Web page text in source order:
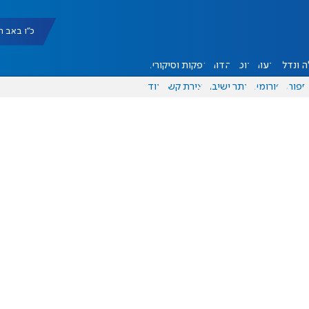
כ"ו באב
ונדל"ן דעות אוכל יהדות הפקות וסיקורים
ספורט פורומים אתר ישיבה יצירת קשר עוד